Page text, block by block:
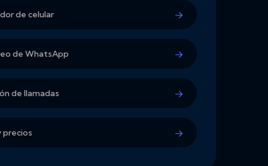
de celular
de WhatsApp
de llamadas
precios